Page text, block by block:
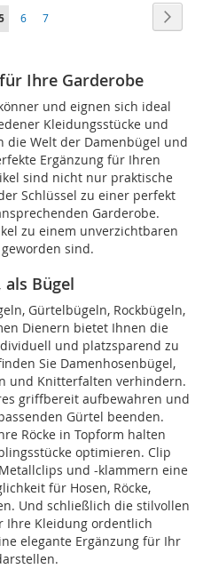
HINZUFÜGEN
Seite
gerade
Seite
6 Seite
7
Ihre Garderobe
und eignen sich ideal
Kleidungsstücke und
die Welt der Damenbügel und
Ergänzung für Ihren
sind nicht nur praktische
Schlüssel zu einer perfekt
Garderobe.
zu einem unverzichtbaren
sind.
als Bügel
Gürtelbügeln, Rockbügeln,
Dienern bietet Ihnen die
und platzsparend zu
Sie Damenhosenbügel,
und Knitterfalten verhindern.
griffbereit aufbewahren und
Gürtel beenden.
Röcke in Topform halten
optimieren. Clip
und -klammern eine
für Hosen, Röcke,
Und schließlich die stilvollen
Ihre Kleidung ordentlich
elegante Ergänzung für Ihr